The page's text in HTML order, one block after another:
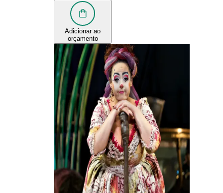
Adicionar ao
orçamento